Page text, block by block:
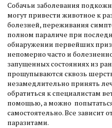
Собачьи заболевания
могут привести животное к
болезней, переживания
полном параличе при
обнаружении первейших
непомерно часто и
запущенных состояниях из
прощупываются сквозь
незамедлительно принять
обратиться к специалистам
помощью, а можно
самостоятельно. Все зависит
паразитами.